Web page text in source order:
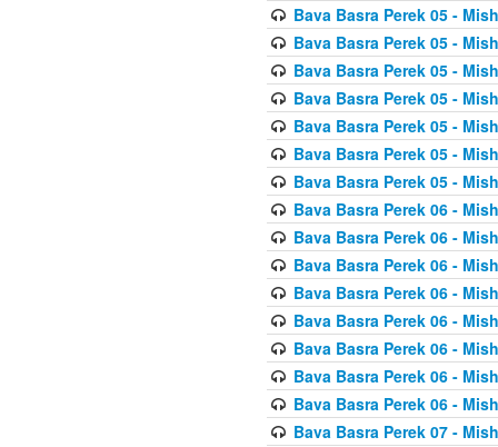
Bava Basra Perek 05 -
Bava Basra Perek 05 -
Bava Basra Perek 05 -
Bava Basra Perek 05 -
Bava Basra Perek 05 -
Bava Basra Perek 05 -
Bava Basra Perek 05 -
Bava Basra Perek 06 -
Bava Basra Perek 06 -
Bava Basra Perek 06 -
Bava Basra Perek 06 -
Bava Basra Perek 06 -
Bava Basra Perek 06 -
Bava Basra Perek 06 -
Bava Basra Perek 06 -
Bava Basra Perek 07 -